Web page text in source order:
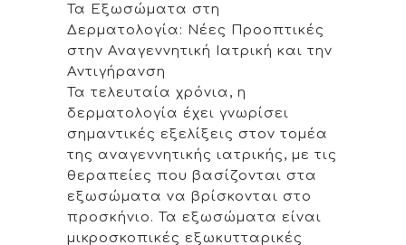
Τα Εξωσώματα στη
Δερματολογία: Νέες Προοπτικές
στην Αναγεννητική Ιατρική και την
Αντιγήρανση
Τα τελευταία χρόνια, η
δερματολογία έχει γνωρίσει
σημαντικές εξελίξεις στον τομέα
της αναγεννητικής ιατρικής, με τις
θεραπείες που βασίζονται στα
εξωσώματα να βρίσκονται στο
προσκήνιο. Τα εξωσώματα είναι
μικροσκοπικές εξωκυτταρικές